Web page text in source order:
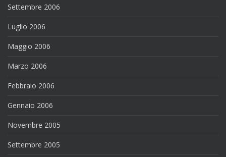
Settembre 2006
Luglio 2006
Maggio 2006
Marzo 2006
Febbraio 2006
Gennaio 2006
Novembre 2005
Settembre 2005